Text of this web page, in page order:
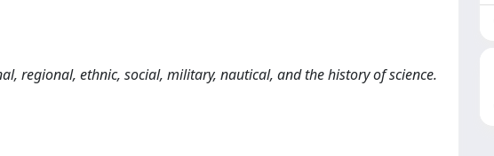
regional, ethnic, social, military, nautical, and the history of science.